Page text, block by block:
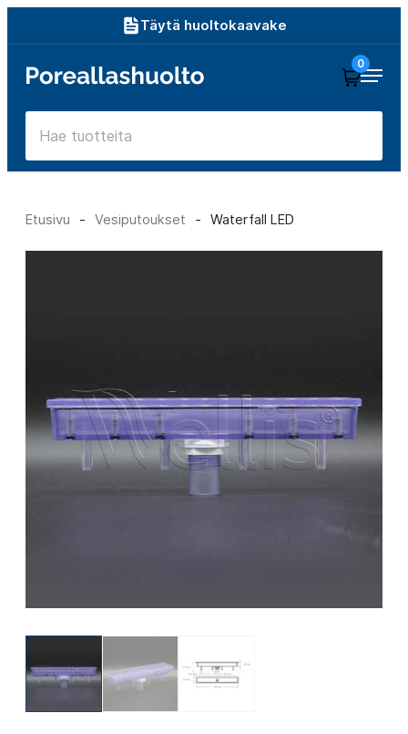
sisältöön
Täytä huoltokaavake
Poreallashuolto
0
Etusivu - Vesiputoukset - Waterfall LED